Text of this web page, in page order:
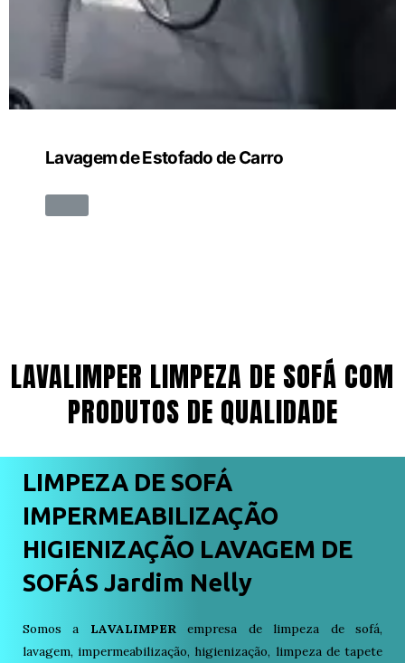
Lavagem de Estofado de Carro
LAVALIMPER LIMPEZA DE SOFÁ COM
PRODUTOS DE QUALIDADE
LIMPEZA DE SOFÁ
IMPERMEABILIZAÇÃO
HIGIENIZAÇÃO LAVAGEM DE
SOFÁS Jardim Nelly
Somos a LAVALIMPERempresa de limpeza de sofá,
lavagem, impermeabilização, higienização, limpeza de tapete